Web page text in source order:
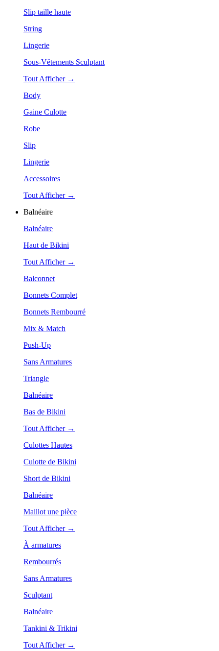
Slip taille haute
String
Lingerie
Sous-Vêtements Sculptant
Tout Afficher →
Body
Gaine Culotte
Robe
Slip
Lingerie
Accessoires
Tout Afficher →
Balnéaire
Balnéaire
Haut de Bikini
Tout Afficher →
Balconnet
Bonnets Complet
Bonnets Rembourré
Mix & Match
Push-Up
Sans Armatures
Triangle
Balnéaire
Bas de Bikini
Tout Afficher →
Culottes Hautes
Culotte de Bikini
Short de Bikini
Balnéaire
Maillot une pièce
Tout Afficher →
À armatures
Rembourrés
Sans Armatures
Sculptant
Balnéaire
Tankini & Trikini
Tout Afficher →